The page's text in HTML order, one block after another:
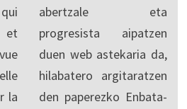
la
abertzale eta
progresista aipatzen
duen web astekaria da,
hilabatero argitaratzen
den paperezko Enbata-